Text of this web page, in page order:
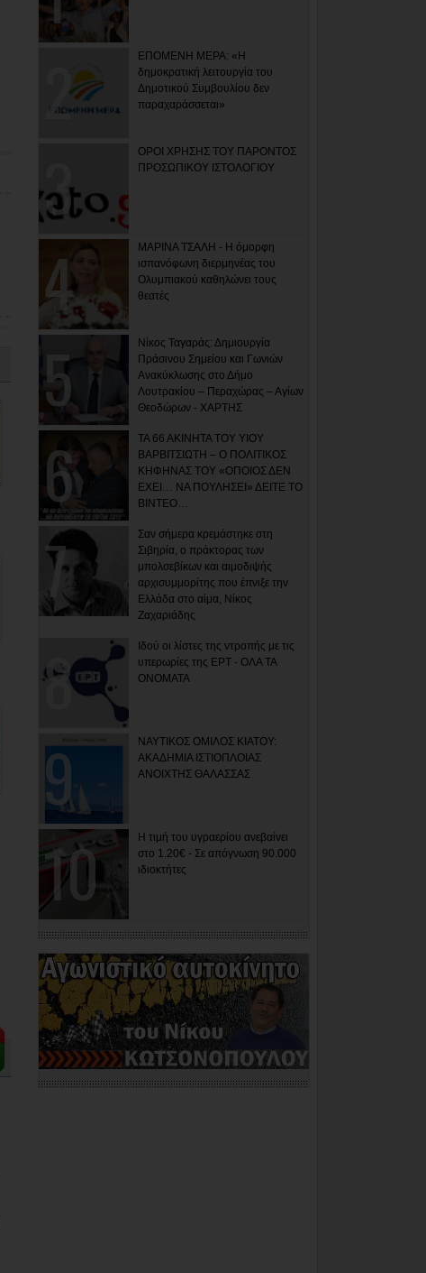
ΕΠΟΜΕΝΗ ΜΕΡΑ: «Η
δημοκρατική λειτουργία του
Δημοτικού Συμβουλίου δεν
παραχαράσσεται»
ΟΡΟΙ ΧΡΗΣΗΣ ΤΟΥ ΠΑΡΟΝΤΟΣ
ΠΡΟΣΩΠΙΚΟΥ ΙΣΤΟΛΟΓΙΟΥ
ΜΑΡΙΝΑ ΤΣΑΛΗ - Η όμορφη
ισπανόφωνη διερμηνέας του
Ολυμπιακού καθηλώνει τους
θεατές
Νίκος Ταγαράς: Δημιουργία
Πράσινου Σημείου και Γωνιών
Ανακύκλωσης στο Δήμο
Λουτρακίου – Περαχώρας – Αγίων
Θεοδώρων - ΧΑΡΤΗΣ
ΤΑ 66 ΑΚΙΝΗΤΑ ΤΟΥ ΥΙΟΥ
ΒΑΡΒΙΤΣΙΩΤΗ – Ο ΠΟΛΙΤΙΚΟΣ
ΚΗΦΗΝΑΣ ΤΟΥ «ΟΠΟΙΟΣ ΔΕΝ
ΕΧΕΙ… ΝΑ ΠΟΥΛΗΣΕΙ» ΔΕΙΤΕ ΤΟ
ΒΙΝΤΕΟ…
Σαν σήμερα κρεμάστηκε στη
Σιβηρία, ο πράκτορας των
μπολσεβίκων και αιμοδιψής
αρχισυμμορίτης που έπνιξε την
Ελλάδα στο αίμα, Νίκος
Ζαχαριάδης
Ιδού οι λίστες της ντροπής με τις
υπερωρίες της ΕΡΤ - ΟΛΑ ΤΑ
ΟΝΟΜΑΤΑ
ΝΑΥΤΙΚΟΣ ΟΜΙΛΟΣ ΚΙΑΤΟΥ:
ΑΚΑΔΗΜΙΑ ΙΣΤΙΟΠΛΟΙΑΣ
ΑΝΟΙΧΤΗΣ ΘΑΛΑΣΣΑΣ
Η τιμή του υγραερίου ανεβαίνει
στο 1.20€ - Σε απόγνωση 90.000
ιδιοκτήτες